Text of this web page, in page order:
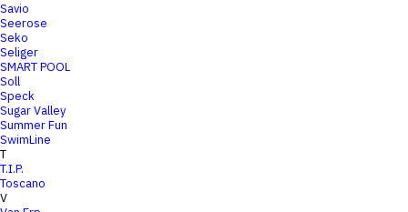
Savio
Seerose
Seko
Seliger
SMART POOL
Soll
Speck
Sugar Valley
Summer Fun
SwimLine
T
T.I.P.
Toscano
V